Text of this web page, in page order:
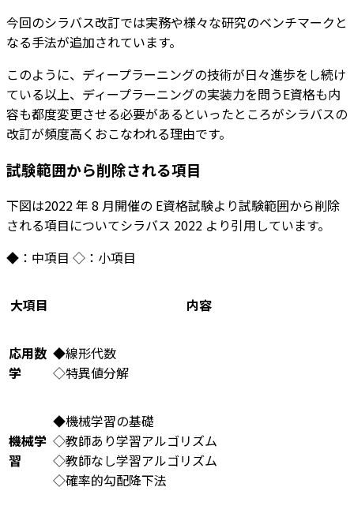
今回のシラバス改訂では実務や様々な研究のベンチマークと
なる手法が追加されています。
このように、ディープラーニングの技術が日々進歩をし続け
ている以上、ディープラーニングの実装力を問うE資格も内
容も都度変更させる必要があるといったところがシラバスの
改訂が頻度高くおこなわれる理由です。
試験範囲から削除される項目
下図は2022 年 8 月開催の E資格試験より試験範囲から削除
される項目についてシラバス 2022 より引用しています。
◆：中項目 ◇：小項目
大項目 内容
応用数
学
◆線形代数
◇特異値分解
機械学
習
◆機械学習の基礎
◇教師あり学習アルゴリズム
◇教師なし学習アルゴリズム
◇確率的勾配降下法